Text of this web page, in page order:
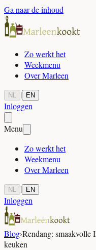
Ga naar de inhoud
Zo werkt het
Weekmenu
Over Marleen
NL | EN
Inloggen
Menu
Zo werkt het
Weekmenu
Over Marleen
NL | EN
Inloggen
Blog›Rendang: smaakvolle
keuken